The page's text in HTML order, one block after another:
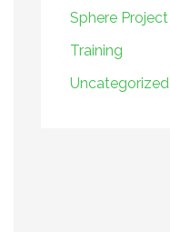
Sphere Project
Training
Uncategorized